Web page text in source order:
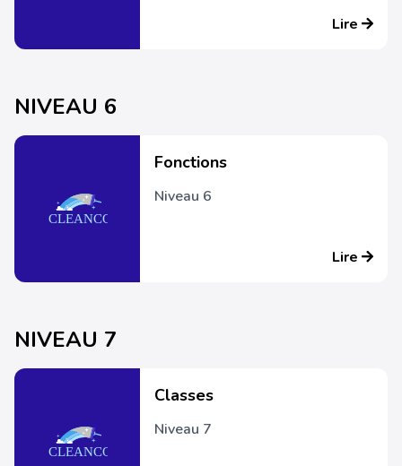
Lire
NIVEAU 6
Fonctions
Niveau 6
Lire
NIVEAU 7
Classes
Niveau 7